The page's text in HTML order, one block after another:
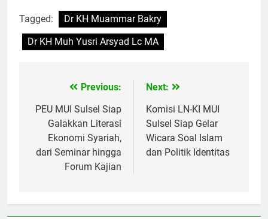
Tagged:
Dr KH Muammar Bakry
Dr KH Muh Yusri Arsyad Lc MA
Navigasi
pos
Previous:
PEU MUI Sulsel Siap
Galakkan Literasi
Ekonomi Syariah,
dari Seminar hingga
Forum Kajian
Next:
Komisi LN-KI MUI
Sulsel Siap Gelar
Wicara Soal Islam
dan Politik Identitas